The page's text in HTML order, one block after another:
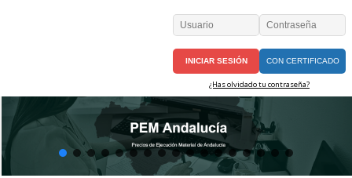
CON CERTIFICADO
¿Has olvidado tu contraseña?